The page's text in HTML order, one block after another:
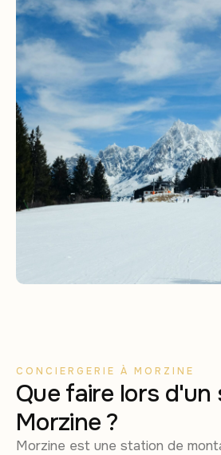
CONCIERGERIE À MORZINE
Que faire lors d'un
Morzine ?
Morzine est une station de